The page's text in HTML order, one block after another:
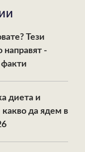
Тези
направят -
диета и
какво да ядем в